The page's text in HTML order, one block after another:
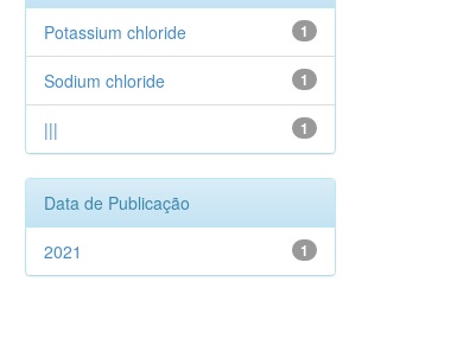
1
Potassium chloride
1
Sodium chloride
1
|||
Data de Publicação
1
2021